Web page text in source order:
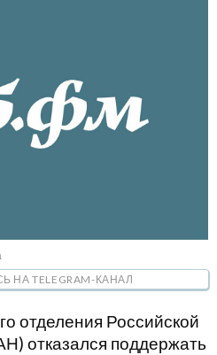
TELEGRAM-КАНАЛ
отделения Российской
отказался поддержать